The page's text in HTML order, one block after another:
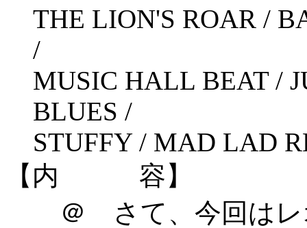
THE LION'S ROAR /
/
MUSIC HALL BEAT /
BLUES /
STUFFY / MAD LAD
【内 容】
＠ さて、今回はレ